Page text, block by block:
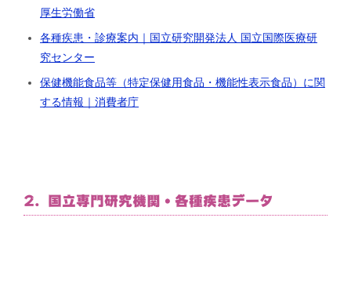
厚生労働省
各種疾患・診療案内｜国立研究開発法人 国立国際医療研
究センター
保健機能食品等（特定保健用食品・機能性表示食品）に関
する情報｜消費者庁
2. 国立専門研究機関・各種疾患データ